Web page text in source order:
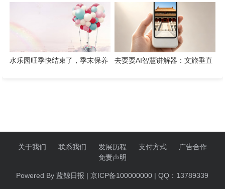
硬核实力解锁“陆上专机”出行新
只是舒适，技术藏满诚意
水乐园旺季快结束了，季末保养
去耍耍AI智慧讲解器：文旅垂直
关于我们 联系我们 发展历程 支付方式
广告合作
免责声明
Powered By 蓝鲸日报 | 京ICP备100000000 | QQ：13789339